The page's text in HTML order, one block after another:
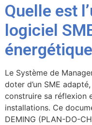
Quelle est
logiciel
Le Système de
doter d’un SME
construire sa réflexion
installations. Ce
DEMING (PLAN-DO-